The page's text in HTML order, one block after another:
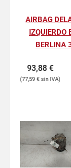
AIRBAG
IZQUIERDO
BERLINA
93,88 €
77,59 €